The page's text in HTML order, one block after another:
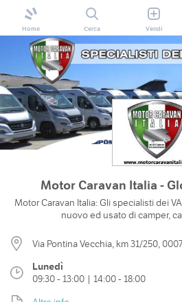
Home Cerca Vendi
Motor Caravan Italia -
Motor Caravan Italia: Gli specialisti dei
nuovo ed usato di camper,
Via Pontina Vecchia, km 31/250,
Lunedì
09:30 - 13:00 | 14:00 - 18:00